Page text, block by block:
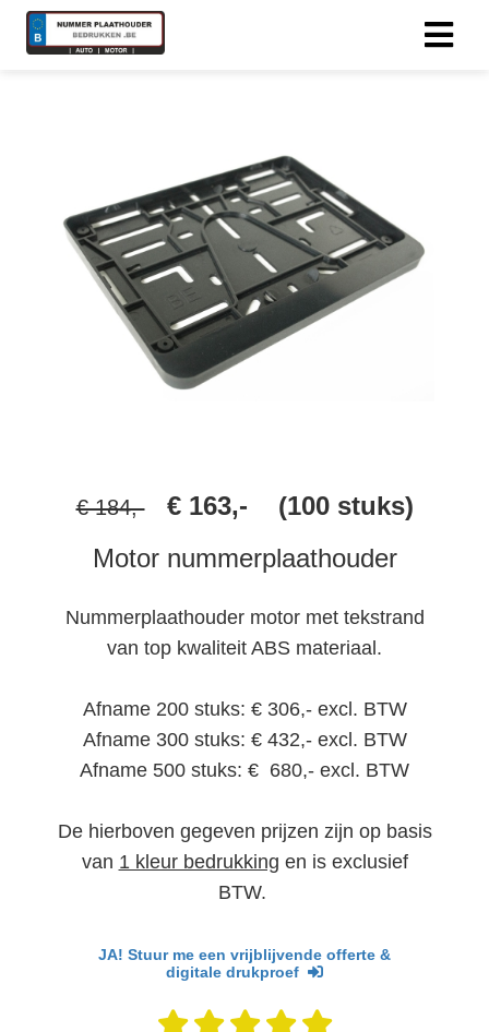
€ 184,-
€ 163,- (100 stuks)
Motor nummerplaathouder
Nummerplaathouder motor met tekstrand
van top kwaliteit ABS materiaal.
Afname 200 stuks: € 306,- excl. BTW
Afname 300 stuks: € 432,- excl. BTW
Afname 500 stuks: € 680,- excl. BTW
De hierboven gegeven prijzen zijn op basis
van 1 kleur bedrukking en is exclusief
BTW.
JA! Stuur me een vrijblijvende offerte &
digitale drukproef